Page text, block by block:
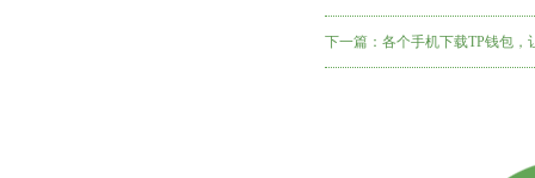
下一篇： 各个手机下载TP钱包，